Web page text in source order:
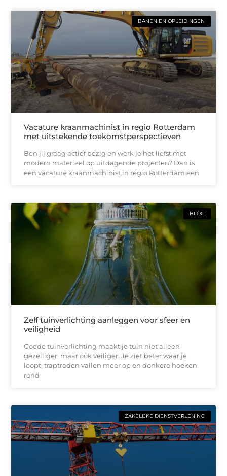
BANEN EN OPLEIDINGEN
Vacature kraanmachinist in regio Rotterdam
met uitstekende toekomstperspectieven
Ben jij graag actief bezig en werk je het liefst met
modern materieel op uitdagende projecten? Dan is
een vacature kraanmachinist in regio Rotterdam een
BLOG
Zelf tuinverlichting aanleggen voor sfeer en
veiligheid
Goede tuinverlichting maakt je tuin niet alleen
gezelliger, maar ook veiliger. Je ziet beter waar je
loopt, traptreden vallen meer op en donkere hoeken
rond
ZAKELIJKE DIENSTVERLENING